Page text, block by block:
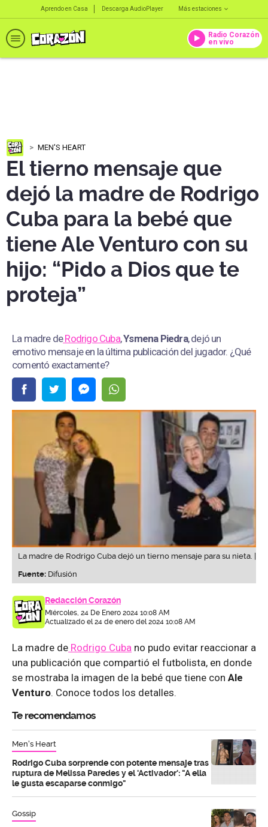
Aprendo en Casa Descarga AudioPlayer Más estaciones
Radio Corazón
en vivo
MEN'S HEART
El tierno mensaje que
dejó la madre de Rodrigo
Cuba para la bebé que
tiene Ale Venturo con su
hijo: “Pido a Dios que te
proteja”
La madre deRodrigo Cuba,Ysmena Piedra, dejó un
emotivo mensaje en la última publicación del jugador. ¿Qué
comentó exactamente?
La madre de Rodrigo Cuba dejó un tierno mensaje para su nieta. |
Fuente: Difusión
Redacción Corazón
Miércoles, 24 De Enero 2024 10:08 AM
Actualizado el 24 de enero del 2024 10:08 AM
La madre de Rodrigo Cuba no pudo evitar reaccionar a
una publicación que compartió el futbolista, en donde
se mostraba la imagen de la bebé que tiene con Ale
Venturo. Conoce todos los detalles.
Te recomendamos
Men's Heart
Rodrigo Cuba sorprende con potente mensaje tras
ruptura de Melissa Paredes y el 'Activador': "A ella
le gusta escaparse conmigo"
Gossip